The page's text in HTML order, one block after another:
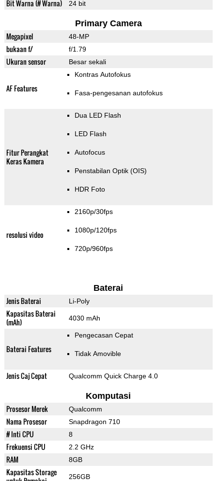
Bit Warna (# Warna) 24 bit
Primary Camera
Megapixel 48-MP
bukaan f/ f/1.79
Ukuran sensor Besar sekali
AF Features
Kontras Autofokus
Fasa-pengesanan autofokus
Fitur Perangkat
Keras Kamera
Dua LED Flash
LED Flash
Autofocus
Penstabilan Optik (OIS)
HDR Foto
resolusi video
2160p/30fps
1080p/120fps
720p/960fps
Baterai
Jenis Baterai Li-Poly
Kapasitas Baterai
(mAh)
4030 mAh
Baterai Features
Pengecasan Cepat
Tidak Amovible
Jenis Caj Cepat Qualcomm Quick Charge 4.0
Komputasi
Prosesor Merek Qualcomm
Nama Prosesor Snapdragon 710
# Inti CPU 8
Frekuensi CPU 2.2 GHz
RAM 8GB
Kapasitas Storage
256GB